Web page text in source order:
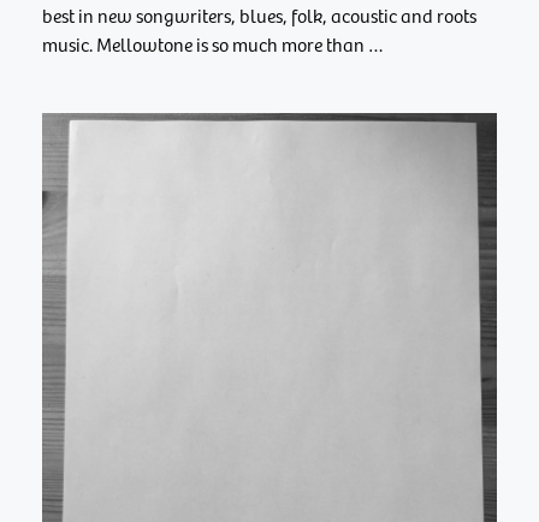
best in new songwriters, blues, folk, acoustic and roots
music. Mellowtone is so much more than …